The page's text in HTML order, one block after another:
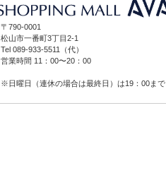
〒790-0001
松山市一番町3丁目2-1
Tel 089-933-5511（代）
営業時間 11：00〜20：00
※日曜日（連休の場合は最終日）は19：00まで